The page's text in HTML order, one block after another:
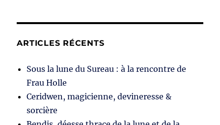
ARTICLES RÉCENTS
Sous la lune du Sureau : à la rencontre de
Frau Holle
Ceridwen, magicienne, devineresse &
sorcière